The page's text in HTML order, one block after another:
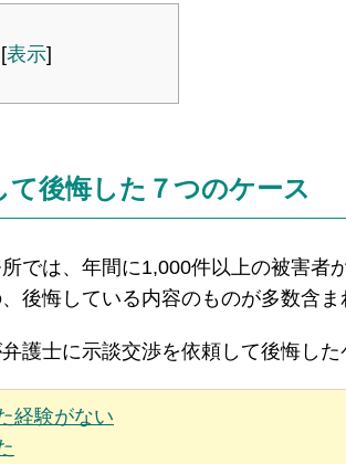
[表示]
て後悔した７つのケース
では、年間に1,000件以上の被害者
後悔している内容のものが多数含ま
護士に示談交渉を依頼して後悔し
経験がない